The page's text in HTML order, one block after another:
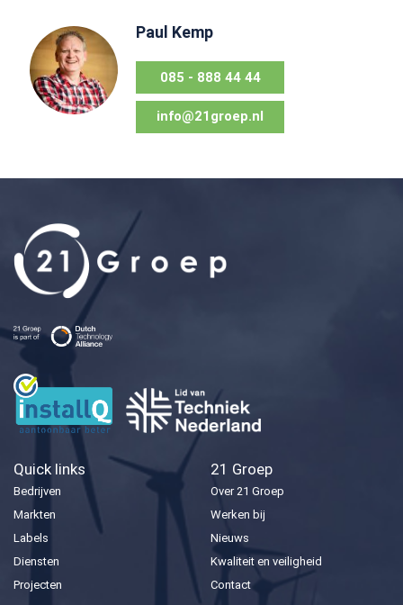
Paul Kemp
085 - 888 44 44
info@21groep.nl
Quick links
Bedrijven
Markten
Labels
Diensten
Projecten
21 Groep
Over 21 Groep
Werken bij
Nieuws
Kwaliteit en veiligheid
Contact